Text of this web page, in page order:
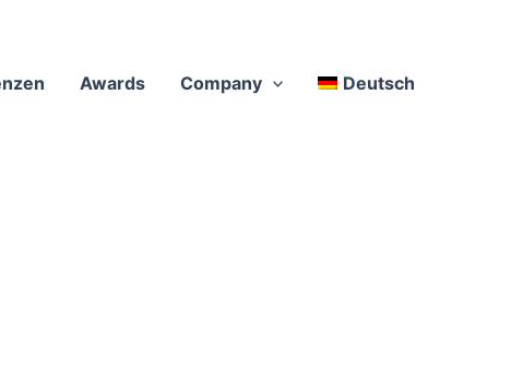
Awards Company Deutsch